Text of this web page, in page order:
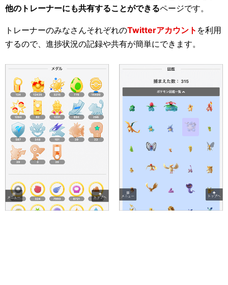
他のトレーナーにも共有することができるページです。
トレーナーのみなさんそれぞれのTwitterアカウント を利用
するので、進捗状況の記録や共有が簡単にできます。